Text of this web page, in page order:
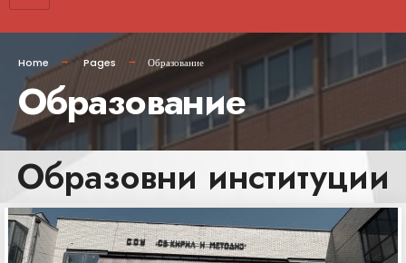
Home Pages Образование
Образование
Образовни институции